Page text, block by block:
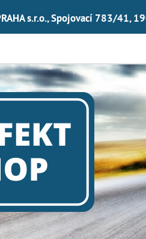
s.r.o., Spojovací 783/41,